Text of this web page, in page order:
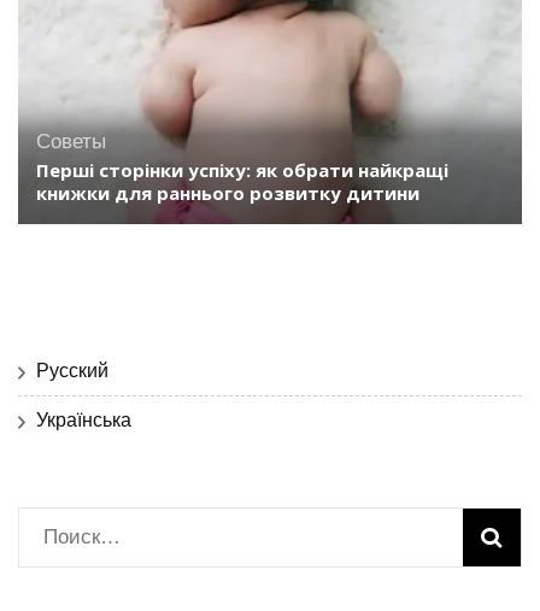
Советы
Перші сторінки успіху: як обрати найкращі
книжки для раннього розвитку дитини
Русский
Українська
Найти: